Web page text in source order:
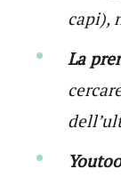
capi),
La